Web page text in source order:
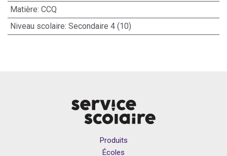
Matière: CCQ
Niveau scolaire: Secondaire 4 (10)
Produits
Écoles